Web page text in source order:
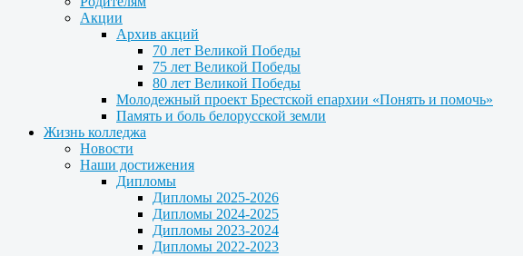
Акции
Архив акций
70 лет Великой Победы
75 лет Великой Победы
80 лет Великой Победы
Молодежный проект Брестской епархии «Понять и помочь»
Память и боль белорусской земли
Жизнь колледжа
Новости
Наши достижения
Дипломы
Дипломы 2025-2026
Дипломы 2024-2025
Дипломы 2023-2024
Дипломы 2022-2023